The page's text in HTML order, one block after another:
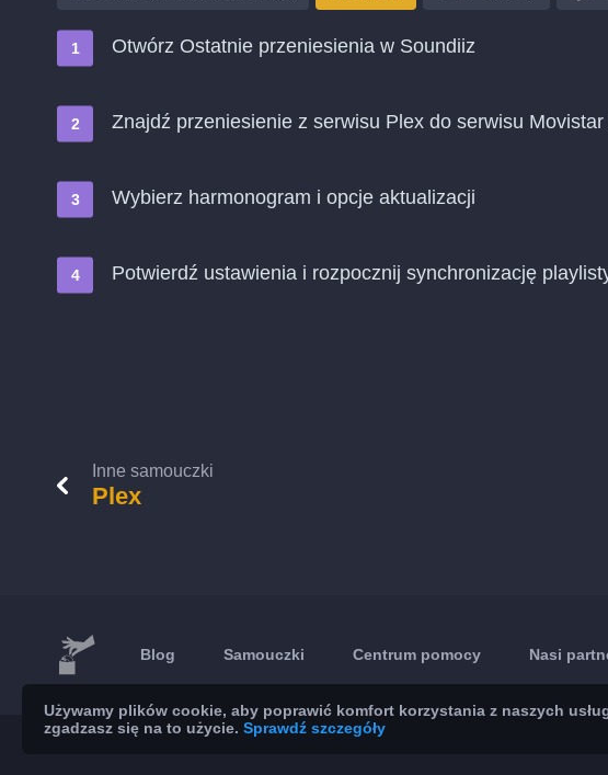
Otwórz Ostatnie przeniesienia w Soundiiz
Znajdź przeniesienie z serwisu Plex do serwisu
Wybierz harmonogram i opcje aktualizacji
Potwierdź ustawienia i rozpocznij synchronizację
Inne samouczki
Plex
Blog Samouczki Centrum pomocy Nasi
Używamy plików cookie, aby poprawić komfort korzystania z naszych
zgadzasz się na to użycie. Sprawdź szczegóły